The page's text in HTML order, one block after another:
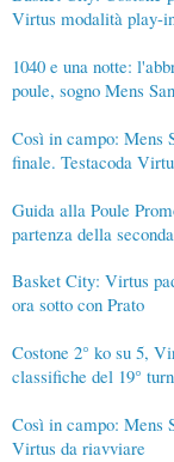
Virtus modalità play-
1040 e una notte:
poule, sogno Mens
Così in campo: Mens
finale. Testacoda
Guida alla Poule
partenza della
Basket City: Virtus
ora sotto con Prato
Costone 2° ko su 5,
classifiche del 19°
Così in campo: Mens
Virtus da riavviare